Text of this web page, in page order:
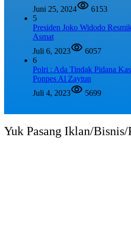
Juni 25, 2024
6153
5
Presiden Joko Widodo
Asmat
Juli 6, 2023
6057
6
Polri : Ada Tindak Pidana
Ponpes Al Zaytun
Juli 4, 2023
5699
Yuk Pasang Iklan/